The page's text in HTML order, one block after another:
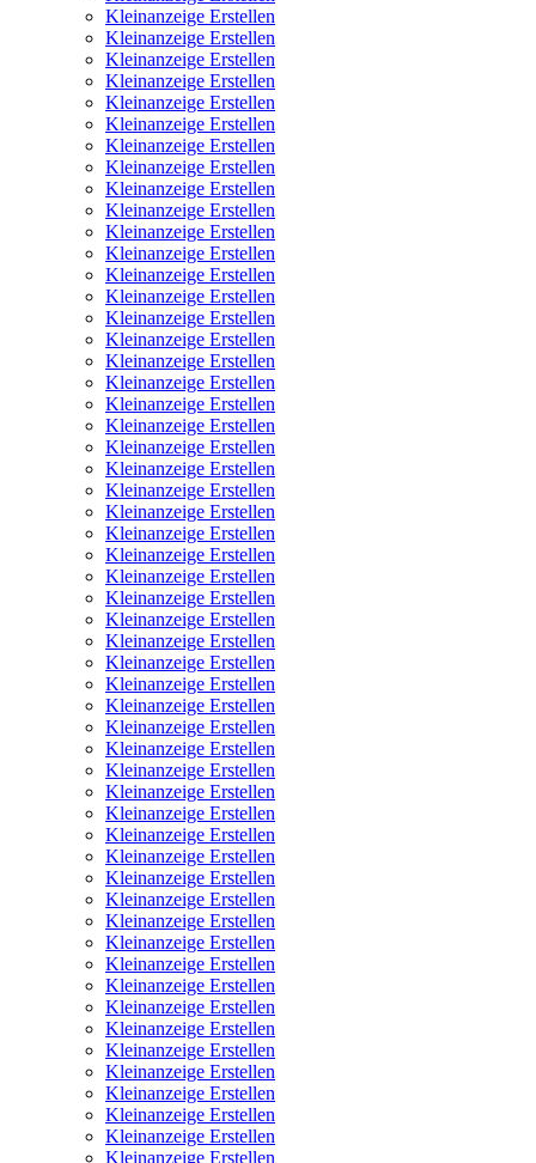
Kleinanzeige Erstellen
Kleinanzeige Erstellen
Kleinanzeige Erstellen
Kleinanzeige Erstellen
Kleinanzeige Erstellen
Kleinanzeige Erstellen
Kleinanzeige Erstellen
Kleinanzeige Erstellen
Kleinanzeige Erstellen
Kleinanzeige Erstellen
Kleinanzeige Erstellen
Kleinanzeige Erstellen
Kleinanzeige Erstellen
Kleinanzeige Erstellen
Kleinanzeige Erstellen
Kleinanzeige Erstellen
Kleinanzeige Erstellen
Kleinanzeige Erstellen
Kleinanzeige Erstellen
Kleinanzeige Erstellen
Kleinanzeige Erstellen
Kleinanzeige Erstellen
Kleinanzeige Erstellen
Kleinanzeige Erstellen
Kleinanzeige Erstellen
Kleinanzeige Erstellen
Kleinanzeige Erstellen
Kleinanzeige Erstellen
Kleinanzeige Erstellen
Kleinanzeige Erstellen
Kleinanzeige Erstellen
Kleinanzeige Erstellen
Kleinanzeige Erstellen
Kleinanzeige Erstellen
Kleinanzeige Erstellen
Kleinanzeige Erstellen
Kleinanzeige Erstellen
Kleinanzeige Erstellen
Kleinanzeige Erstellen
Kleinanzeige Erstellen
Kleinanzeige Erstellen
Kleinanzeige Erstellen
Kleinanzeige Erstellen
Kleinanzeige Erstellen
Kleinanzeige Erstellen
Kleinanzeige Erstellen
Kleinanzeige Erstellen
Kleinanzeige Erstellen
Kleinanzeige Erstellen
Kleinanzeige Erstellen
Kleinanzeige Erstellen
Kleinanzeige Erstellen
Kleinanzeige Erstellen
Kleinanzeige Erstellen